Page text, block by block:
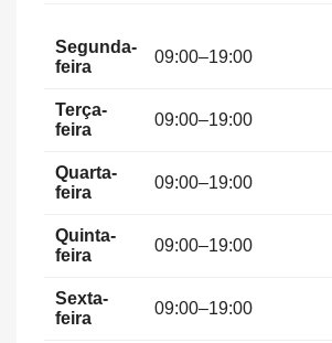
Segunda-
feira
09:00–19:00
Terça-
feira
09:00–19:00
Quarta-
feira
09:00–19:00
Quinta-
feira
09:00–19:00
Sexta-
feira
09:00–19:00